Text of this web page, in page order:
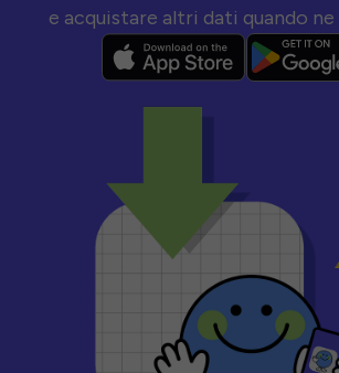
e acquistare altri dati quando ne